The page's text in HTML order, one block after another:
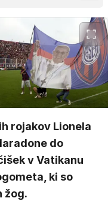
rojakov Lionela
do
v Vatikanu
ki so
žog.